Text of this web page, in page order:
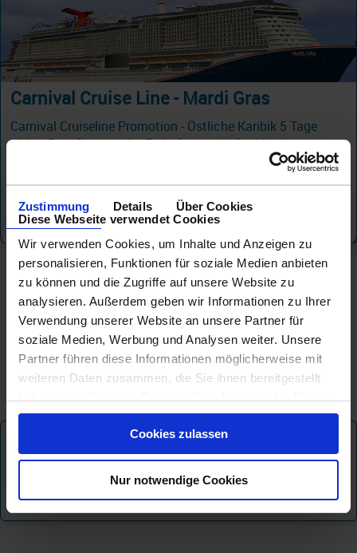
Zustimmung Details
Über Cookies
Diese Webseite verwendet Cookies
Wir verwenden Cookies, um Inhalte und Anzeigen zu
personalisieren, Funktionen für soziale Medien anbieten
zu können und die Zugriffe auf unsere Website zu
analysieren. Außerdem geben wir Informationen zu Ihrer
Verwendung unserer Website an unsere Partner für
soziale Medien, Werbung und Analysen weiter. Unsere
Partner führen diese Informationen möglicherweise mit
weiteren Daten zusammen, die Sie ihnen bereitgestellt
gesammelt haben.
Cookies zulassen
Nur notwendige Cookies
Carnival Cruise Line - Mardi Gras
Carnival Cruiseline Promotion - Östliche Karibik 5 Tage
ab/an Port Canaveral + Early Saver mit Cashback
ab 351 €
Exklusive Angebote nur für
Newsletter - Abonnenten...zur
Anmeldung